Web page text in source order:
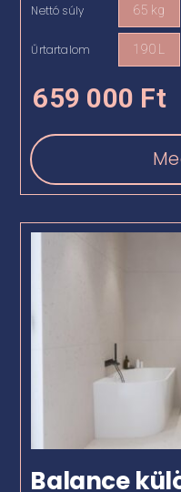
Nettó súly 65 kg
Űrtartalom 190 L
659 000 Ft
Balance